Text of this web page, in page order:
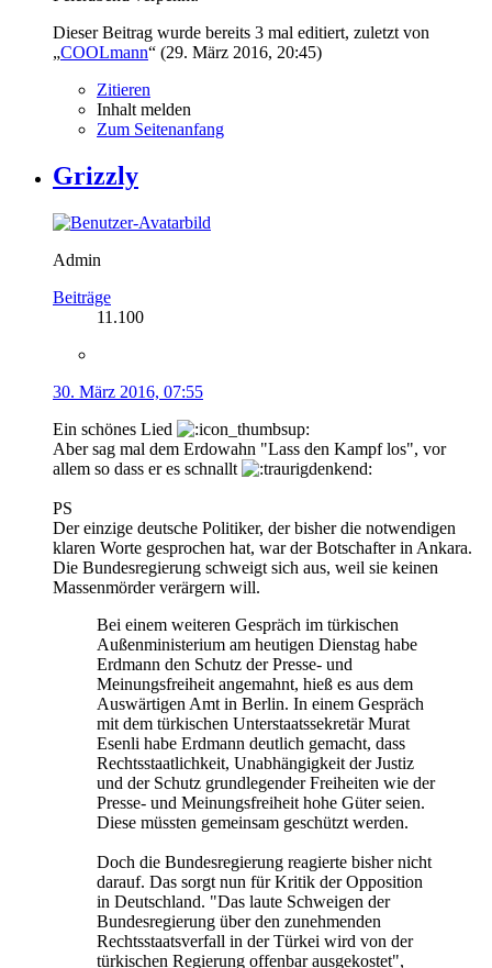
Dieser Beitrag wurde bereits 3 mal editiert, zuletzt von
„COOLmann“ (29. März 2016, 20:45)
Zitieren
Inhalt melden
Zum Seitenanfang
Grizzly
Admin
Beiträge
11.100
30. März 2016, 07:55
Ein schönes Lied
Aber sag mal dem Erdowahn "Lass den Kampf los", vor
allem so dass er es schnallt
PS
Der einzige deutsche Politiker, der bisher die notwendigen
klaren Worte gesprochen hat, war der Botschafter in Ankara.
Die Bundesregierung schweigt sich aus, weil sie keinen
Massenmörder verärgern will.
Bei einem weiteren Gespräch im türkischen
Außenministerium am heutigen Dienstag habe
Erdmann den Schutz der Presse- und
Meinungsfreiheit angemahnt, hieß es aus dem
Auswärtigen Amt in Berlin. In einem Gespräch
mit dem türkischen Unterstaatssekretär Murat
Esenli habe Erdmann deutlich gemacht, dass
Rechtsstaatlichkeit, Unabhängigkeit der Justiz
und der Schutz grundlegender Freiheiten wie der
Presse- und Meinungsfreiheit hohe Güter seien.
Diese müssten gemeinsam geschützt werden.
Doch die Bundesregierung reagierte bisher nicht
darauf. Das sorgt nun für Kritik der Opposition
in Deutschland. "Das laute Schweigen der
Bundesregierung über den zunehmenden
Rechtsstaatsverfall in der Türkei wird von der
türkischen Regierung offenbar ausgekostet",